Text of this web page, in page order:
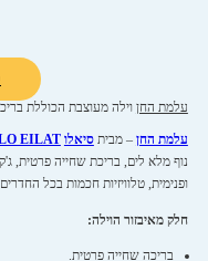
עלמת החן וילה מעוצבת הכוללת בריכת
עלמת החן – מביתסיאלו EILAT
נוף מלא לים, בריכת שחייה פרטית,
ופנימית, טלוויזיות חכמות בכל
חלק מאיבזור הוילה:
בריכה שחייה פרטית.